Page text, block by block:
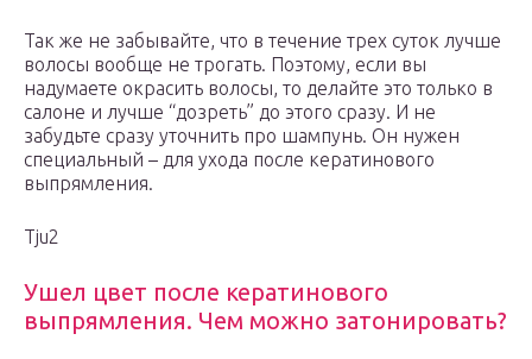
Так же не забывайте, что в течение трех суток лучше
волосы вообще не трогать. Поэтому, если вы
надумаете окрасить волосы, то делайте это только в
салоне и лучше “дозреть” до этого сразу. И не
забудьте сразу уточнить про шампунь. Он нужен
специальный – для ухода после кератинового
выпрямления.
Tju2
Ушел цвет после кератинового
выпрямления. Чем можно затонировать?